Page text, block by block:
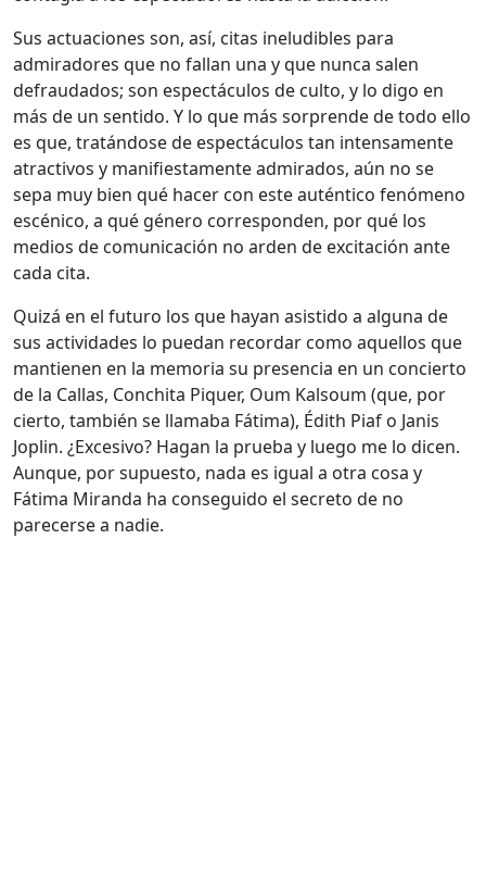
Sus actuaciones son, así, citas ineludibles para
admiradores que no fallan una y que nunca salen
defraudados; son espectáculos de culto, y lo digo en
más de un sentido. Y lo que más sorprende de todo ello
es que, tratándose de espectáculos tan intensamente
atractivos y manifiestamente admirados, aún no se
sepa muy bien qué hacer con este auténtico fenómeno
escénico, a qué género corresponden, por qué los
medios de comunicación no arden de excitación ante
cada cita.
Quizá en el futuro los que hayan asistido a alguna de
sus actividades lo puedan recordar como aquellos que
mantienen en la memoria su presencia en un concierto
de la Callas, Conchita Piquer, Oum Kalsoum (que, por
cierto, también se llamaba Fátima), Édith Piaf o Janis
Joplin. ¿Excesivo? Hagan la prueba y luego me lo dicen.
Aunque, por supuesto, nada es igual a otra cosa y
Fátima Miranda ha conseguido el secreto de no
parecerse a nadie.